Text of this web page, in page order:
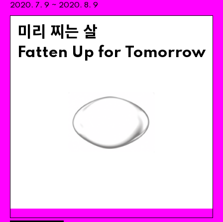
2020. 7. 9 ~ 2020. 8. 9
미리 찌는 살
Fatten Up for Tomorrow